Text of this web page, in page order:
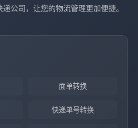
公司，让您的物流管理更加便捷。
面单转换
快递单号转换